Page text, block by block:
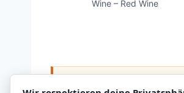
Wine – Red Wine